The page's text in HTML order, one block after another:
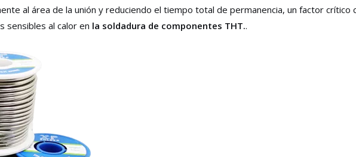
al área de la unión y reduciendo el tiempo total de permanencia, un factor crítico
sensibles al calor en la soldadura de componentes THT..